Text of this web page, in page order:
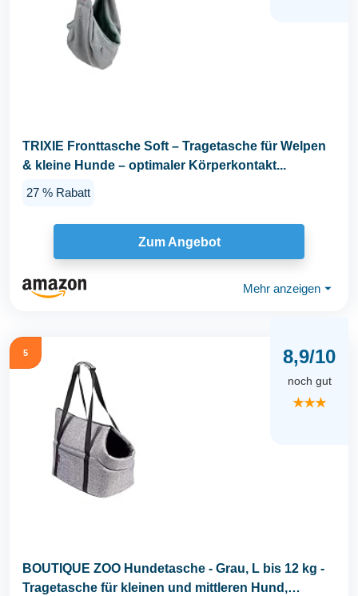
TRIXIE Fronttasche Soft – Tragetasche für Welpen
& kleine Hunde – optimaler Körperkontakt...
27 % Rabatt
Zum Angebot
Mehr anzeigen ⏷
5 8,9/10
noch gut
★★★
BOUTIQUE ZOO Hundetasche - Grau, L bis 12 kg -
Tragetasche für kleinen und mittleren Hund,